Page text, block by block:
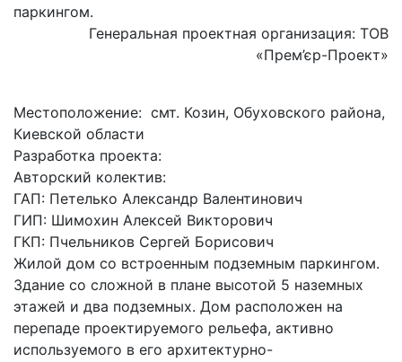
Генеральная проектная организация: ТОВ
«Прем’єр-Проект»
Местоположение: смт. Козин, Обуховского района,
Киевской области
Разработка проекта:
Авторский колектив:
ГАП: Петелько Александр Валентинович
ГИП: Шимохин Алексей Викторович
ГКП: Пчельников Сергей Борисович
Жилой дом со встроенным подземным паркингом.
Здание со сложной в плане высотой 5 наземных
этажей и два подземных. Дом расположен на
перепаде проектируемого рельефа, активно
используемого в его архитектурно-